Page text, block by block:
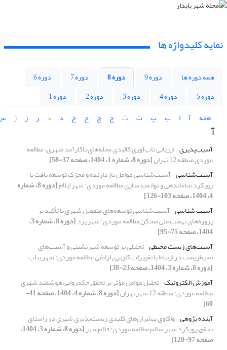
نمایه کلیدواژه ها
همه دوره ها دوره 9 دوره 8 دوره 7
دوره 6
دوره 5
دوره 4 دوره 3 دوره 2
دوره 1
همه
آ ا ب پ ت ث ج چ ح خ د ذ ر ز ژ
آ
آسیب‌پذیری ارزیابی تاب‌آوری کالبدی محله‌های ناکارآمد شهری، مطالعه
موردی منطقه 12 تهران
[دوره 8، شماره 1، 1404، صفحه 37-58]
آسیب‌شناسی آسیب‌شناسی عوامل بازدارنده و محرّک توسعه بافت با
رویکرد ساماندهی و توانمندسازی مطالعه موردی: شهر ایلام [دوره 8، شماره
4، 1404، صفحه 103-126]
آسیب شناسی آسیب‌شناسی توسعه‌های منفصل شهری با تأکید بر
پروژه‌های نهضت ملی مسکن مطالعه موردی: شهر یزد [دوره 8، شماره 3،
1404، صفحه 75-95]
آسیب‌های زیست محیطی تحلیلی بر توسعه شهرنشینی و آسیب‌های
محیط‌زیست در ارتباط با تغییرات کاربری اراضی مطالعه موردی: شهر بناب
[دوره 8، شماره 3، 1404، صفحه 23-38]
آموزش الکترونیک تحلیل عوامل مؤثر بر تحقق حکمروایی هوشمند شهری
مطالعه موردی: منطقه 12 شهر تهران [دوره 8، شماره 4، 1404، صفحه 41-
60]
آینده پژوهی واکاوی پیشران‌های کلیدی زیست‌پذیری شهری در راستای
تحقق رویکرد شهر سالم مطالعه موردی: قائم‌شهر [دوره 8، شماره 3، 1404،
صفحه 97-120]